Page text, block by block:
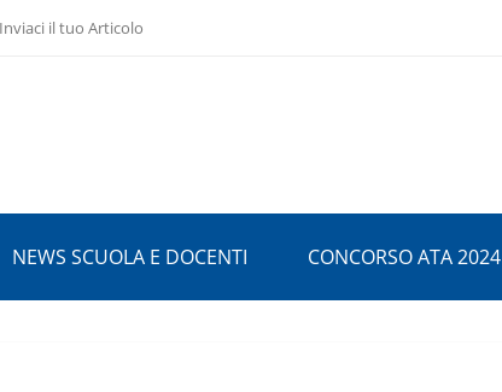
Inviaci il tuo Articolo
NEWS SCUOLA E DOCENTI CONCORSO ATA 2024